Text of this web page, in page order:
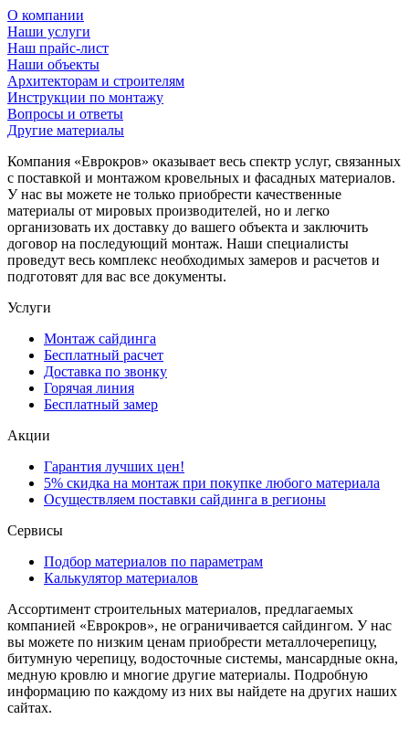
О компании
Наши услуги
Наш прайс-лист
Наши объекты
Архитекторам и строителям
Инструкции по монтажу
Вопросы и ответы
Другие материалы
Компания «Еврокров» оказывает весь спектр услуг, связанных
с поставкой и монтажом кровельных и фасадных материалов.
У нас вы можете не только приобрести качественные
материалы от мировых производителей, но и легко
организовать их доставку до вашего объекта и заключить
договор на последующий монтаж. Наши специалисты
проведут весь комплекс необходимых замеров и расчетов и
подготовят для вас все документы.
Услуги
Монтаж сайдинга
Бесплатный расчет
Доставка по звонку
Горячая линия
Бесплатный замер
Акции
Гарантия лучших цен!
5% скидка на монтаж при покупке любого материала
Осуществляем поставки сайдинга в регионы
Сервисы
Подбор материалов по параметрам
Калькулятор материалов
Ассортимент строительных материалов, предлагаемых
компанией «Еврокров», не ограничивается сайдингом. У нас
вы можете по низким ценам приобрести металлочерепицу,
битумную черепицу, водосточные системы, мансардные окна,
медную кровлю и многие другие материалы. Подробную
информацию по каждому из них вы найдете на других наших
сайтах.